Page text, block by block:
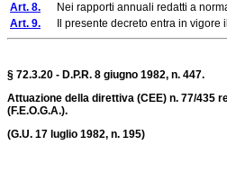
Art. 8. Nei rapporti annuali redatti a
Art. 9. Il presente decreto entra in vigore
§ 72.3.20 - D.P.R. 8 giugno 1982, n. 447.
Attuazione della direttiva (CEE) n. 77/435
(F.E.O.G.A.).
(G.U. 17 luglio 1982, n. 195)